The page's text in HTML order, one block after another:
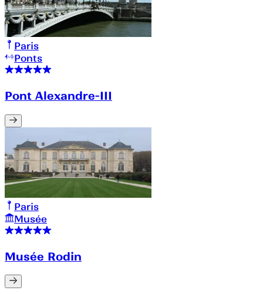
Paris
Ponts
Pont Alexandre-III
Paris
Musée
Musée Rodin